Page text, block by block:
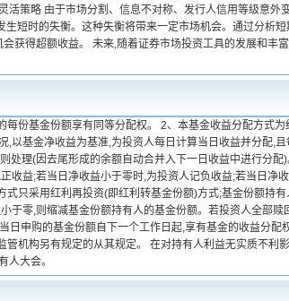
活策略 由于市场分割、信息不对称、发行人信用等级意外
短时的失衡。这种失衡将带来一定市场机会。通过分析
获得超额收益。 未来,随着证券市场投资工具的发展和丰
份基金份额享有同等分配权。 2、本基金收益分配方式为
,以基金净收益为基准,为投资人每日计算当日收益并分配,
处理(因去尾形成的余额自动合并入下一日收益中进行分配
收益;若当日净收益小于零时,为投资人记负收益;若当日净
只采用红利再投资(即红利转基金份额)方式;基金份额持
于零,则缩减基金份额持有人的基金份额。若投资人全部赎
日申购的基金份额自下一个工作日起,享有基金的收益分配
机构另有规定的从其规定。 在对持有人利益无实质不利
人大会。